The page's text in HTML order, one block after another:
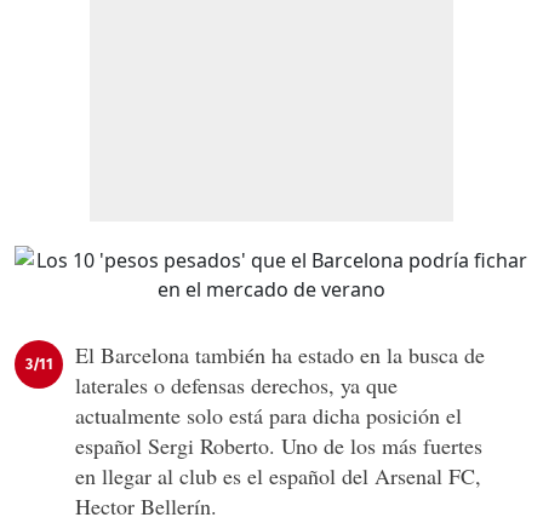
3/11
El Barcelona también ha estado en la busca de
laterales o defensas derechos, ya que
actualmente solo está para dicha posición el
español Sergi Roberto. Uno de los más fuertes
en llegar al club es el español del Arsenal FC,
Hector Bellerín.